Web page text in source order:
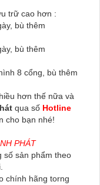
trữ cao hơn :
bù thêm
bù thêm
8 cổng, bù thêm
hơn thế nữa và
qua số Hotline
cho bạn nhé!
PHÁT
số sản phẩm theo
chính hãng torng